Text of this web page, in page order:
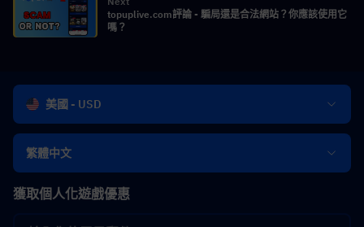
topuplive.com評論 - 騙局還是合法網站？你應該使用它
嗎？
美國 - USD
繁體中文
獲取個人化遊戲優惠